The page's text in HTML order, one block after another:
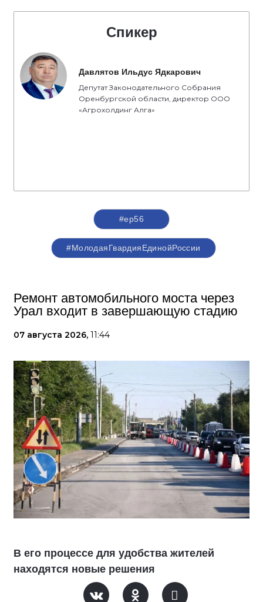
Спикер
Давлятов Ильдус Ядкарович
Депутат Законодательного Собрания
Оренбургской области, директор ООО
«Агрохолдинг Алга»
#ер56
#МолодаяГвардияЕдинойРоссии
Ремонт автомобильного моста через
Урал входит в завершающую стадию
07 августа 2026, 11:44
В его процессе для удобства жителей
находятся новые решения